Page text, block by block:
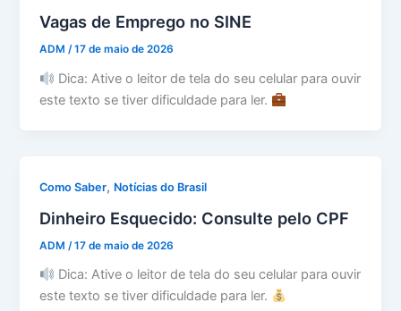
Vagas de Emprego no SINE
ADM/17 de maio de 2026
Dica: Ative o leitor de tela do seu celular para ouvir
este texto se tiver dificuldade para ler.
Como Saber, Notícias do Brasil
Dinheiro Esquecido: Consulte pelo CPF
ADM /17 de maio de 2026
Dica: Ative o leitor de tela do seu celular para ouvir
este texto se tiver dificuldade para ler.